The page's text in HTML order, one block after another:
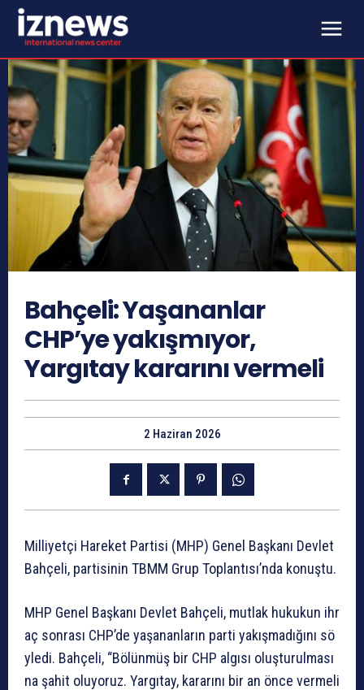
Bahçeli: Yaşananlar
CHP’ye yakışmıyor,
Yargıtay kararını vermeli
2 Haziran 2026
Milliyetçi Hareket Partisi (MHP) Genel Başkanı Devlet
Bahçeli, partisinin TBMM Grup Toplantısı’nda konuştu.
MHP Genel Başkanı Devlet Bahçeli, mutlak hukukun ihr
aç sonrası CHP’de yaşananların parti yakışmadığını sö
yledi. Bahçeli, “Bölünmüş bir CHP algısı oluşturulması
na şahit oluyoruz. Yargıtay, kararını bir an önce vermeli